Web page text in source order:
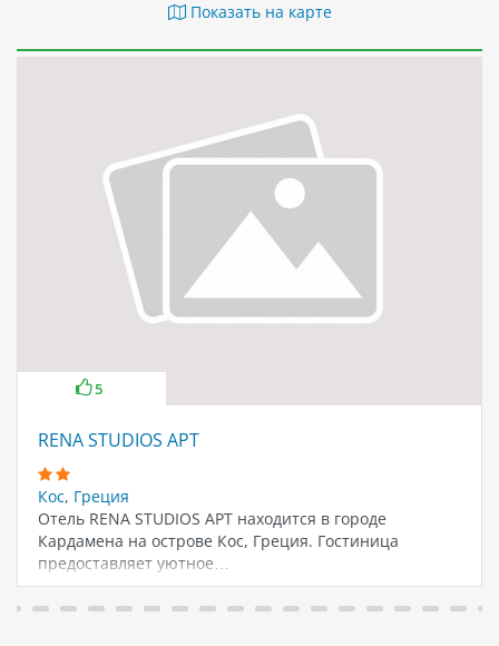
Показать на карте
5
RENA STUDIOS APT
Кос, Греция
Отель RENA STUDIOS APT находится в городе
Кардамена на острове Кос, Греция. Гостиница
предоставляет уютное…